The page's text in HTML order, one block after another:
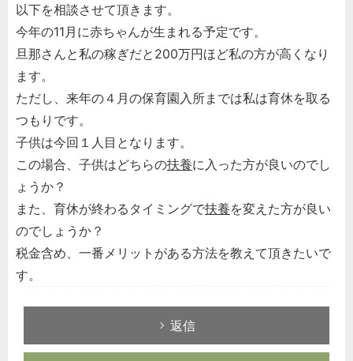
以下を相談させて頂きます。
今年の11月に赤ちゃんが生まれる予定です。
旦那さんと私の稼ぎだと200万円ほど私の方が高くなり
ます。
ただし、来年の４月の保育園入所までは私は育休を取る
つもりです。
子供は今回１人目となります。
この場合、子供はどちらの扶養に入った方が良いのでし
ょうか？
また、育休が終わるタイミングで扶養を変えた方が良い
のでしょうか？
税金含め、一番メリットがある方法を教えて頂きたいで
す。
返信